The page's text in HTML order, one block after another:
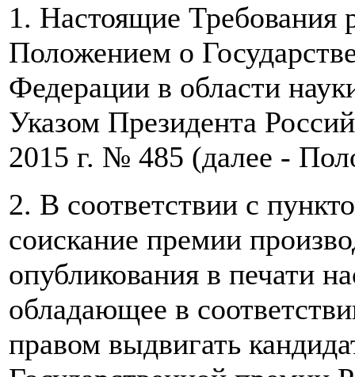
1. Настоящие Требования
Положением о
Федерации в области
Указом Президента
2015 г. № 485 (далее -
2. В соответствии с
соискание премии
опубликования в печати
обладающее в
правом выдвигать